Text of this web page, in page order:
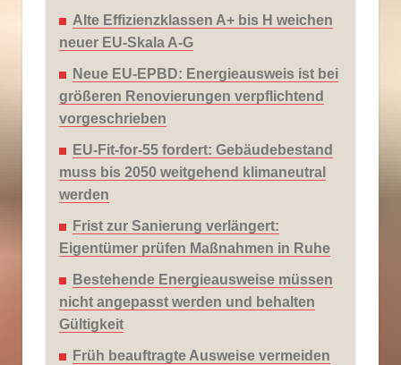
Alte Effizienzklassen A+ bis H weichen
neuer EU-Skala A-G
Neue EU-EPBD: Energieausweis ist bei
größeren Renovierungen verpflichtend
vorgeschrieben
EU-Fit-for-55 fordert: Gebäudebestand
muss bis 2050 weitgehend klimaneutral
werden
Frist zur Sanierung verlängert:
Eigentümer prüfen Maßnahmen in Ruhe
Bestehende Energieausweise müssen
nicht angepasst werden und behalten
Gültigkeit
Früh beauftragte Ausweise vermeiden